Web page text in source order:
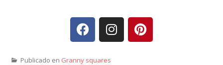
Publicado en Granny squares